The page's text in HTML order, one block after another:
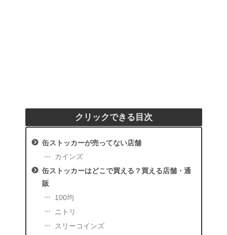
クリックできる目次
缶ストッカーが売ってない店舗
カインズ
缶ストッカーはどこで買える？買える店舗・通
販
100均
ニトリ
スリーコインズ